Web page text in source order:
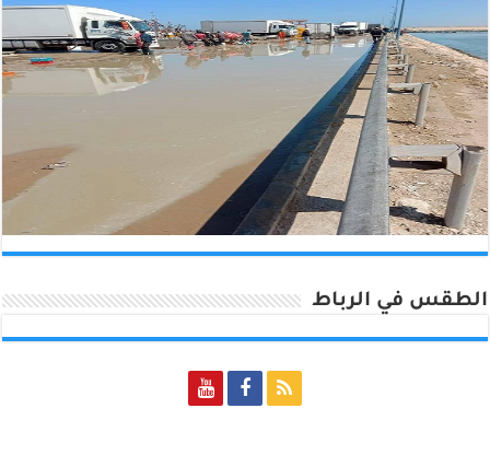
الطقس في الرباط
Rabat, Morocco